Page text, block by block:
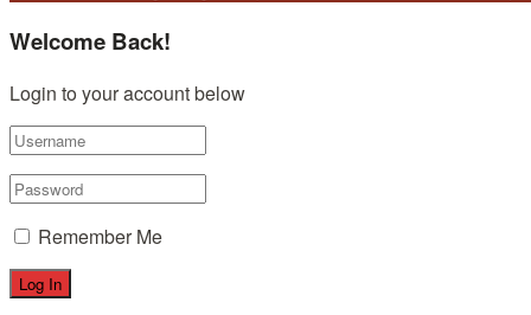
Welcome Back!
Login to your account below
Remember Me